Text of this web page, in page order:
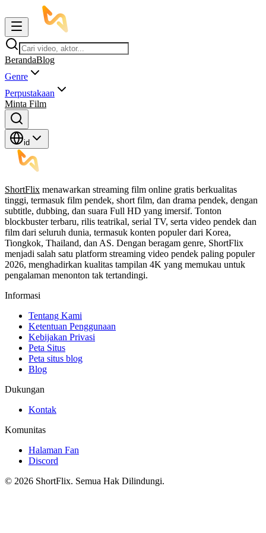
BerandaBlog
Genre
Perpustakaan
Minta Film
id
ShortFlix menawarkan streaming film online gratis berkualitas
tinggi, termasuk film pendek, short film, dan drama pendek, dengan
subtitle, dubbing, dan suara Full HD yang imersif. Tonton
blockbuster terbaru, rilis teatrikal, serial TV, serta video pendek dan
film dari seluruh dunia, termasuk konten populer dari Korea,
Tiongkok, Thailand, dan AS. Dengan beragam genre, ShortFlix
menjadi salah satu platform streaming video pendek paling populer
2026, menghadirkan kualitas tampilan 4K yang memukau untuk
pengalaman menonton tak tertandingi.
Informasi
Tentang Kami
Ketentuan Penggunaan
Kebijakan Privasi
Peta Situs
Peta situs blog
Blog
Dukungan
Kontak
Komunitas
Halaman Fan
Discord
© 2026 ShortFlix. Semua Hak Dilindungi.